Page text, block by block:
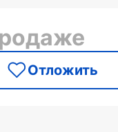
Отложить